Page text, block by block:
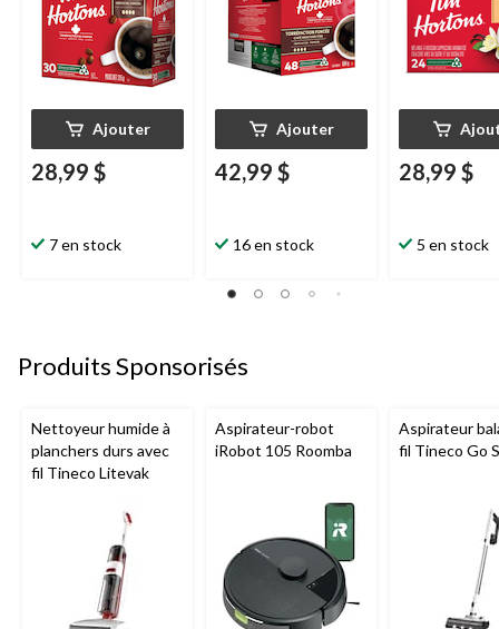
Ajouter
28,99 $
7 en stock
Ajouter
42,99 $
16 en stock
28,99 $
5 en stock
Produits Sponsorisés
Nettoyeur humide à
planchers durs avec
fil Tineco Litevak
Aspirateur-robot
iRobot 105 Roomba
Aspirateur
fil Tineco Go